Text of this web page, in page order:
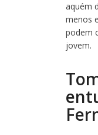
aquém
menos
podem
jovem.